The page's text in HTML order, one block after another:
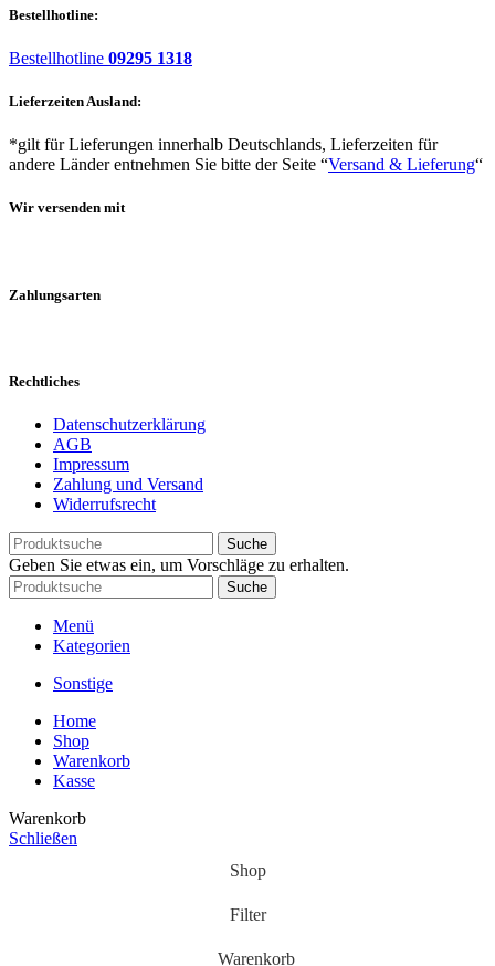
Bestellhotline:
Bestellhotline 09295 1318
Lieferzeiten Ausland:
*gilt für Lieferungen innerhalb Deutschlands, Lieferzeiten für
andere Länder entnehmen Sie bitte der Seite “Versand & Lieferung“
Wir versenden mit
Zahlungsarten
Rechtliches
Datenschutzerklärung
AGB
Impressum
Zahlung und Versand
Widerrufsrecht
Suche
Geben Sie etwas ein, um Vorschläge zu erhalten.
Suche
Menü
Kategorien
Sonstige
Home
Shop
Warenkorb
Kasse
Warenkorb
Schließen
Shop
Filter
Warenkorb